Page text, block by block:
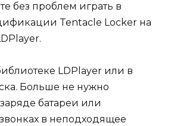
без проблем играть в
Tentacle Locker на
LDPlayer или в
Больше не нужно
батареи или
в неподходящее